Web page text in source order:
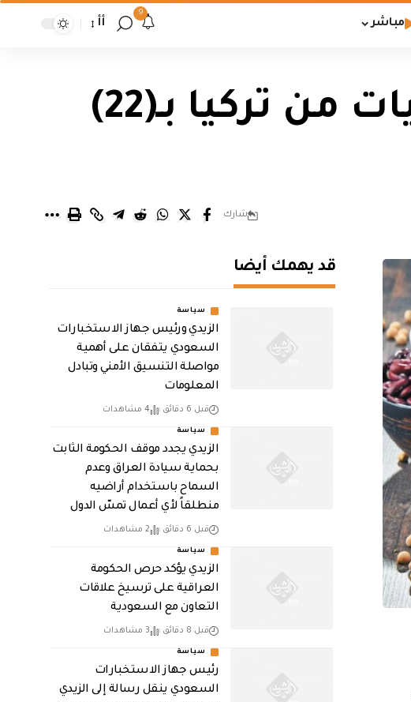
مباشر
9
أأ
في الصدارة.. العراق يستورد بقوليات من تركيا بـ(22)
شارك
قد يهمك أيضا
سياسة
الزيدي ورئيس جهاز الاستخبارات
السعودي يتفقان على أهمية
مواصلة التنسيق الأمني وتبادل
المعلومات
قبل 6 دقائق 4 مشاهدات
سياسة
الزيدي يجدد موقف الحكومة الثابت
بحماية سيادة العراق وعدم
السماح باستخدام أراضيه
منطلقاً لأي أعمال تمسّ الدول
قبل 6 دقائق 2 مشاهدات
سياسة
الزيدي يؤكد حرص الحكومة
العراقية على ترسيخ علاقات
التعاون مع السعودية
قبل 8 دقائق 3 مشاهدات
سياسة
رئيس جهاز الاستخبارات
السعودي ينقل رسالة إلى الزيدي